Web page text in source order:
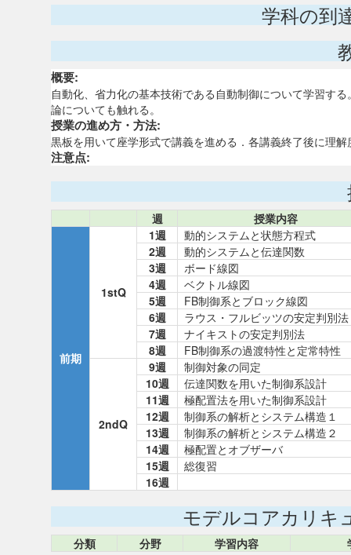
学科の到
概要:
自動化、省力化の基本技術である自動制御について学習す
論についても触れる。
授業の進め方・方法:
黒板を用いて座学形式で講義を進める．各講義終了後に理
注意点:
週 授業内容
前期
1stQ
1週
動的システムと状態方程式
2週
動的システムと伝達関数
3週
ボード線図
4週
ベクトル線図
5週
FB制御系とブロック線図
6週
ラウス・フルビッツの安定判別法
7週
ナイキストの安定判別法
8週
FB制御系の過渡特性と定常特性
2ndQ
9週
制御対象の同定
10週
伝達関数を用いた制御系設計
11週
極配置法を用いた制御系設計
12週
制御系の解析とシステム構造１
13週
制御系の解析とシステム構造２
14週
極配置とオブザーバ
15週
総復習
16週
モデルコアカリキ
分類 分野 学習内容